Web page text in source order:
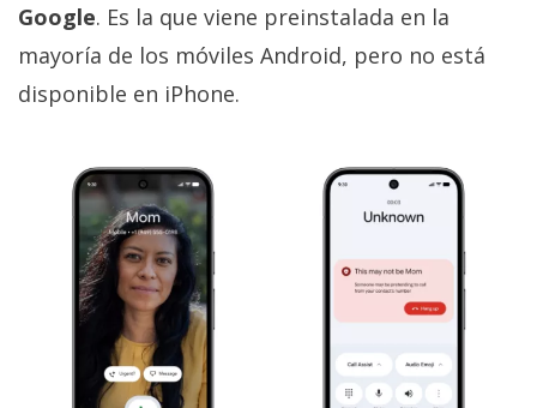
Google. Es la que viene preinstalada en la
mayoría de los móviles Android, pero no está
disponible en iPhone.